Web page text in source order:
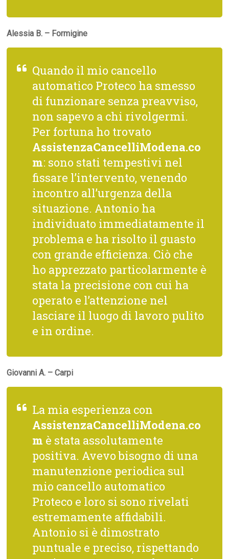
Alessia B. – Formigine
Quando il mio cancello
automatico Proteco ha smesso
di funzionare senza preavviso,
non sapevo a chi rivolgermi.
Per fortuna ho trovato
AssistenzaCancelliModena.co
m: sono stati tempestivi nel
fissare l’intervento, venendo
incontro all’urgenza della
situazione. Antonio ha
individuato immediatamente il
problema e ha risolto il guasto
con grande efficienza. Ciò che
ho apprezzato particolarmente è
stata la precisione con cui ha
operato e l’attenzione nel
lasciare il luogo di lavoro pulito
e in ordine.
Giovanni A. – Carpi
La mia esperienza con
AssistenzaCancelliModena.co
m è stata assolutamente
positiva. Avevo bisogno di una
manutenzione periodica sul
mio cancello automatico
Proteco e loro si sono rivelati
estremamente affidabili.
Antonio si è dimostrato
puntuale e preciso, rispettando